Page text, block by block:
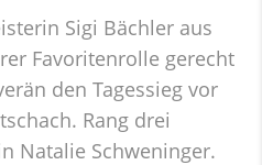
Sigi Bächler aus
Favoritenrolle gerecht
den Tagessieg vor
Rang drei
Natalie Schweninger.